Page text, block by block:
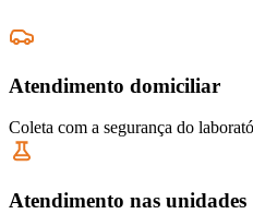
Atendimento domiciliar
Coleta com a segurança do
Atendimento nas unidades